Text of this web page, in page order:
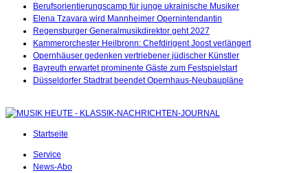
Berufsorientierungscamp für junge ukrainische Musiker
Elena Tzavara wird Mannheimer Opernintendantin
Regensburger Generalmusikdirektor geht 2027
Kammerorchester Heilbronn: Chefdirigent Joost verlängert
Opernhäuser gedenken vertriebener jüdischer Künstler
Bayreuth erwartet prominente Gäste zum Festspielstart
Düsseldorfer Stadtrat beendet Opernhaus-Neubaupläne
Startseite
Service
News-Abo